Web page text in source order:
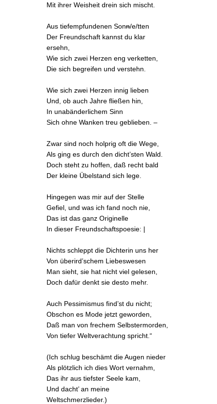
Mit ihrer Weisheit drein sich mischt.
Aus tiefempfundenenSonn/e/tten
Der Freundschaft kannst du klar
ersehn,
Wie sich zwei Herzen eng verketten,
Die sich begreifen und verstehn.
Wie sich zwei Herzen innig lieben
Und, ob auch Jahre fließen hin,
In unabänderlichem Sinn
Sich ohne Wanken treu geblieben. –
Zwar sind noch holprig oft die Wege,
Als ging es durch den dicht’sten Wald.
Doch steht zu hoffen, daß recht bald
Der kleine Übelstand sich lege.
Hingegen was mir auf der Stelle
Gefiel, und was ich fand noch nie,
Das ist das ganz Originelle
In dieser Freundschaftspoesie: |
Nichts schleppt die Dichterin uns her
Von überird’schem Liebeswesen
Man sieht, sie hat nicht viel gelesen,
Doch dafür denkt sie desto mehr.
Auch Pessimismus find’st du nicht;
Obschon es Mode jetzt geworden,
Daß man von frechem Selbstermorden,
Von tiefer Weltverachtung spricht.“
(Ich schlug beschämt die Augen nieder
Als plötzlich ich dies Wort vernahm,
Das ihr aus tiefster Seele kam,
Und dacht’ an meine
Weltschmerzlieder.)